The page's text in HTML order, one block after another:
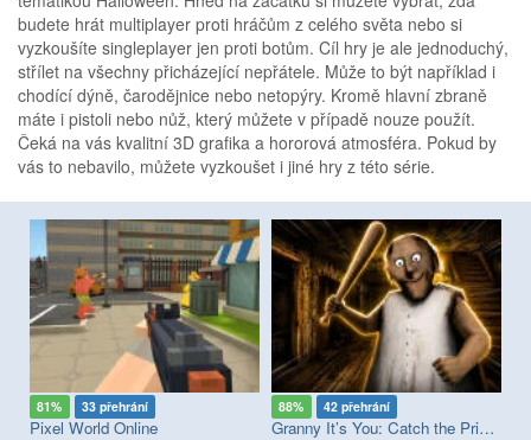
budete hrát multiplayer proti hráčům z celého světa nebo si
vyzkoušíte singleplayer jen proti botům. Cíl hry je ale jednoduchý,
střílet na všechny přicházející nepřátele. Může to být například i
chodící dýně, čarodějnice nebo netopýry. Kromě hlavní zbraně
máte i pistoli nebo nůž, který můžete v případě nouze použít.
Čeká na vás kvalitní 3D grafika a hororová atmosféra. Pokud by
vás to nebavilo, můžete vyzkoušet i jiné hry z této série.
81% 33 přehrání
Pixel World Online
88% 42 přehrání
Granny It’s You: Catch the Prisoner